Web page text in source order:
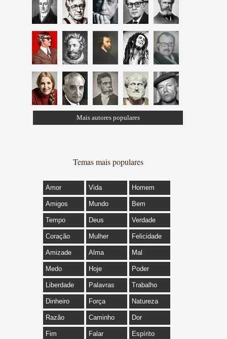
Mais autores populares
Temas mais populares
Amor Vida Homem
Amigos Mundo Bem
Tempo Deus Verdade
Coração Mulher Felicidade
Amizade Alma Mal
Medo Hoje Poder
Liberdade Palavras Trabalho
Dinheiro Força Natureza
Razão Caminho Dor
Fim Falar Espírito